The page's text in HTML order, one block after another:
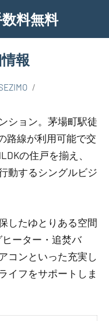
料無料
報
ション。茅場町駅徒
路線が利用可能で交
の住戸を揃え、
動するシングルビジ
したゆとりある空間
ーター・追焚バ
コンといった充実し
イフをサポートしま